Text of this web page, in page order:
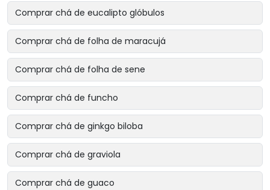
Comprar chá de eucalipto glóbulos
Comprar chá de folha de maracujá
Comprar chá de folha de sene
Comprar chá de funcho
Comprar chá de ginkgo biloba
Comprar chá de graviola
Comprar chá de guaco